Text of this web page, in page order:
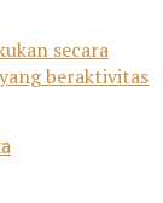
secara
beraktivitas